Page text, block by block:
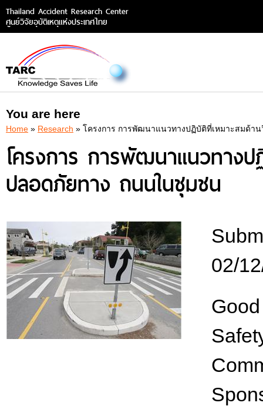
Thailand Accident Research Center
ศูนย์วิจัยอุบัติเหตุแห่งประเทศไทย
You are here
Home » Research » โครงการ การพัฒนาแนวทางปฏิบัติที่เหมาะสมด้า
โครงการ การพัฒนาแนวทาง
ปลอดภัยทาง ถนนในชุมชน
02/